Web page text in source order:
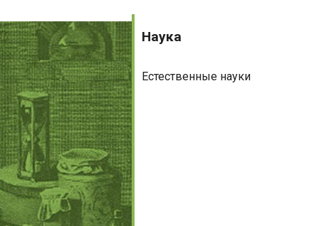
Наука
Наука
Естественные науки